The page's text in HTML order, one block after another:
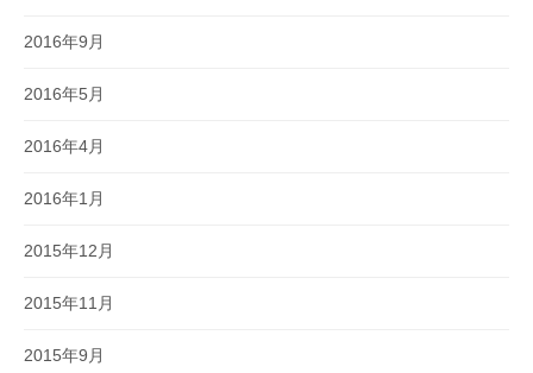
2016年9月
2016年5月
2016年4月
2016年1月
2015年12月
2015年11月
2015年9月